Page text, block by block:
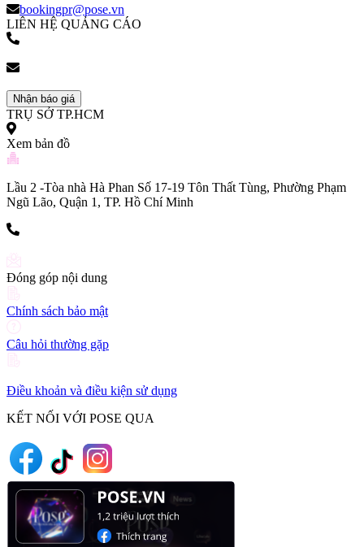
bookingpr@pose.vn
LIÊN HỆ QUẢNG CÁO
Nhận báo giá
TRỤ SỞ TP.HCM
Xem bản đồ
Lầu 2 -Tòa nhà Hà Phan Số 17-19 Tôn Thất Tùng, Phường Phạm
Ngũ Lão, Quận 1, TP. Hồ Chí Minh
Đóng góp nội dung
Chính sách bảo mật
Câu hỏi thường gặp
Điều khoản và điều kiện sử dụng
KẾT NỐI VỚI POSE QUA